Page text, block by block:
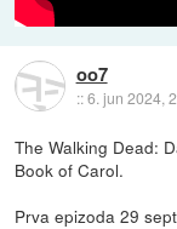
oo7
::6. jun 2024,
The Walking Dead:
Book of Carol.
Prva epizoda 29